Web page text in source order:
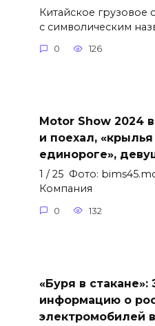
Китайское грузовое
с символическим
0 126
Motor Show 2024
и поехал, «крылья
единороге»,
1 / 25 Фото:
Компания
0 132
«Буря в
информацию о
электромобилей